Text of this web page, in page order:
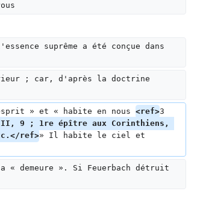
suprême a été conçue dans
; car, d'après la doctrine
» et « habite en nous <ref>3
9 ; 1re épître aux Corinthiens,
ref>» Il habite le ciel et
« demeure ». Si Feuerbach détruit